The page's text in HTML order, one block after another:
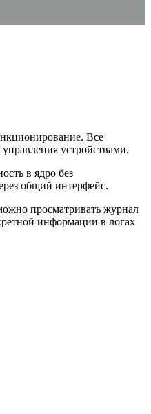
Все
устройствами.
в ядро без
общий интерфейс.
просматривать журнал
информации в логах